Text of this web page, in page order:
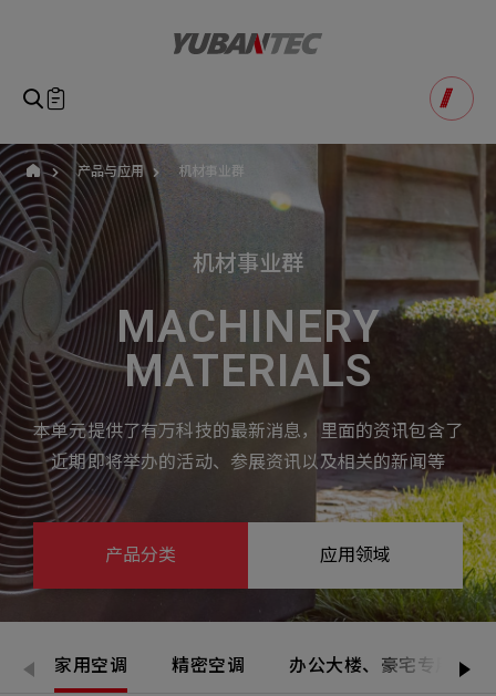
全站搜寻
SEARCH
产品与应用
实绩案例
Our BusinessService 我们的业务服务
Machinery Materials
机材事业群
Electronics
电子事业群
产品与应用 机材事业群
机材事业群
MACHINERY
MATERIALS
本单元提供了有万科技的最新消息，里面的资讯包含了
近期即将举办的活动、参展资讯以及相关的新闻等
产品分类 应用领域
家用空调 精密空调 办公大楼、豪宅专用空调
Product Consultation
如您有兴趣的产品想要了解,请填写以下表单,我们诚挚的
欢迎您的讯息
STEP
Select选择咨询产品
Machinery Materials
机材事业群
Total0
请点击按钮新增要咨询的项目
即将送出咨询表单
Submit Form
请确认填写资讯是否正确
姓名
公司名称
联系电话
Email
主旨
其它问题
Projects Consulted 您諮詢的項目 0